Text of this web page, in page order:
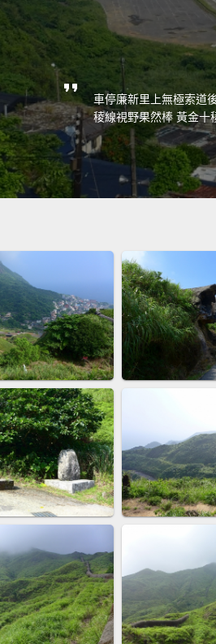
車停廉新里上無極索道
稜線視野果然棒 黃金十